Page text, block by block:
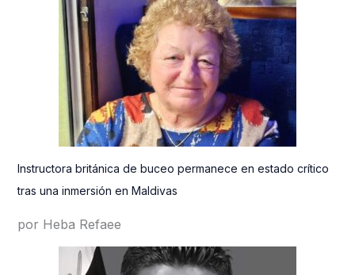
Instructora británica de buceo permanece en estado crítico
tras una inmersión en Maldivas
por Heba Refaee